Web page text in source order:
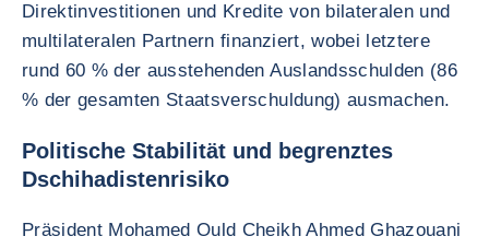
Direktinvestitionen und Kredite von bilateralen und
multilateralen Partnern finanziert, wobei letztere
rund 60 % der ausstehenden Auslandsschulden (86
% der gesamten Staatsverschuldung) ausmachen.
Politische Stabilität und begrenztes
Dschihadistenrisiko
Präsident Mohamed Ould Cheikh Ahmed Ghazouani